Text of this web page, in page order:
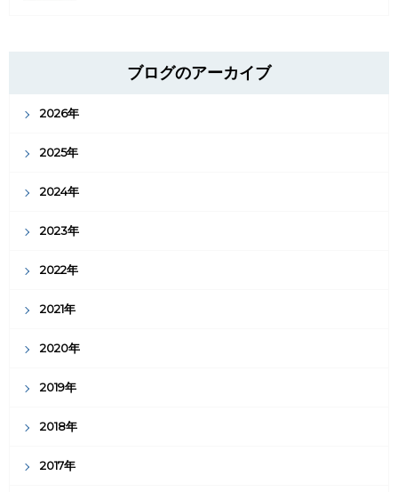
ブログのアーカイブ
2026年
2025年
2024年
2023年
2022年
2021年
2020年
2019年
2018年
2017年